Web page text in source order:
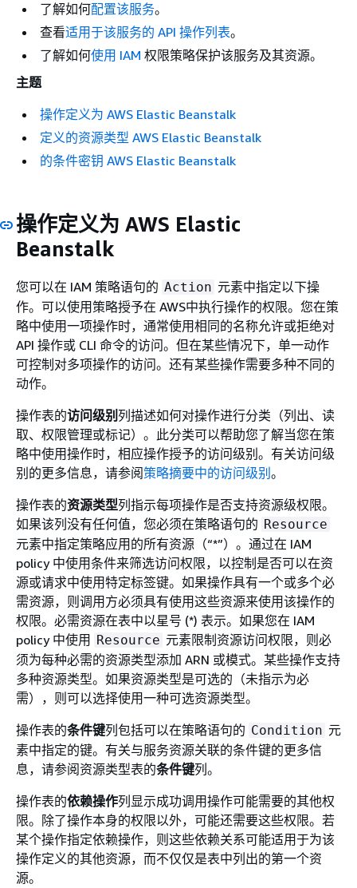
了解如何配置该服务。
查看适用于该服务的 API 操作列表。
了解如何使用 IAM 权限策略保护该服务及其资源。
主题
操作定义为 AWS Elastic Beanstalk
定义的资源类型 AWS Elastic Beanstalk
的条件密钥 AWS Elastic Beanstalk
操作定义为 AWS Elastic
Beanstalk
您可以在 IAM 策略语句的 Action 元素中指定以下操
作。可以使用策略授予在 AWS中执行操作的权限。您在策
略中使用一项操作时，通常使用相同的名称允许或拒绝对
API 操作或 CLI 命令的访问。但在某些情况下，单一动作
可控制对多项操作的访问。还有某些操作需要多种不同的
动作。
操作表的访问级别 列描述如何对操作进行分类（列出、读
取、权限管理或标记）。此分类可以帮助您了解当您在策
略中使用操作时，相应操作授予的访问级别。有关访问级
别的更多信息，请参阅策略摘要中的访问级别。
操作表的资源类型列指示每项操作是否支持资源级权限。
如果该列没有任何值，您必须在策略语句的 Resource
元素中指定策略应用的所有资源（“*”）。通过在 IAM
policy 中使用条件来筛选访问权限，以控制是否可以在资
源或请求中使用特定标签键。如果操作具有一个或多个必
需资源，则调用方必须具有使用这些资源来使用该操作的
权限。必需资源在表中以星号 (*) 表示。如果您在 IAM
policy 中使用 Resource 元素限制资源访问权限，则必
须为每种必需的资源类型添加 ARN 或模式。某些操作支持
多种资源类型。如果资源类型是可选的（未指示为必
需），则可以选择使用一种可选资源类型。
操作表的条件键列包括可以在策略语句的 Condition 元
素中指定的键。有关与服务资源关联的条件键的更多信
息，请参阅资源类型表的条件键列。
操作表的依赖操作列显示成功调用操作可能需要的其他权
限。除了操作本身的权限以外，可能还需要这些权限。若
某个操作指定依赖操作，则这些依赖关系可能适用于为该
操作定义的其他资源，而不仅仅是表中列出的第一个资
源。